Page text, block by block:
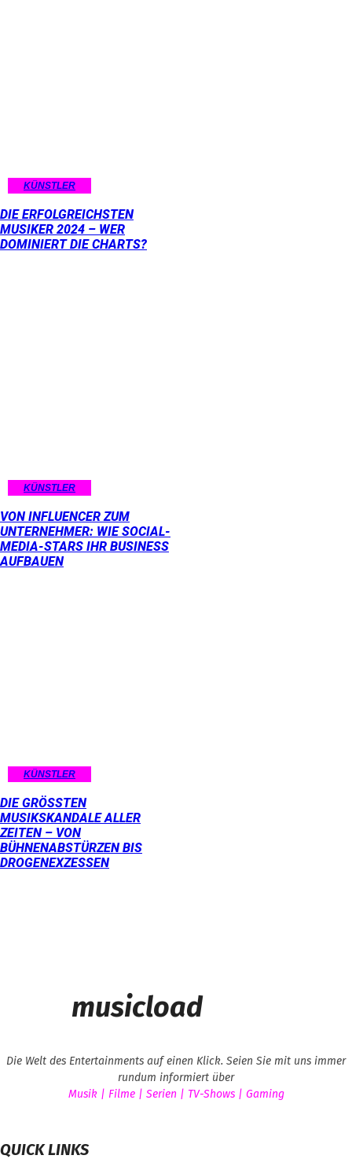
KÜNSTLER
DIE ERFOLGREICHSTEN
MUSIKER 2024 – WER
DOMINIERT DIE CHARTS?
KÜNSTLER
VON INFLUENCER ZUM
UNTERNEHMER: WIE SOCIAL-
MEDIA-STARS IHR BUSINESS
AUFBAUEN
KÜNSTLER
DIE GRÖSSTEN M
USIKSKANDALE ALLER Z
EITEN – VON B
ÜHNENABSTÜRZEN BIS D
ROGENEXZESSEN
musicload
Die Welt des Entertainments auf einen Klick. Seien Sie mit uns immer
rundum informiert über
Musik | Filme | Serien | TV-Shows | Gaming
QUICK LINKS